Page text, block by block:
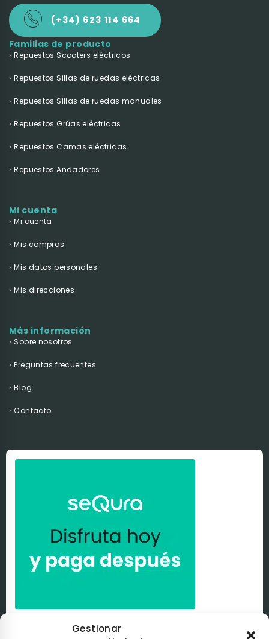
Gestionar
(+34) 623 114 664
Familias de producto
Repuestos Scooters eléctricos
Repuestos Sillas de ruedas eléctricas
Repuestos Sillas de ruedas manuales
Repuestos Grúas eléctricas
Repuestos Camas eléctricas
Repuestos Andadores
Mi cuenta
Mi cuenta
Mis compras
Mis datos personales
Mis direcciones
Más información
Sobre nosotros
Preguntas frecuentes
Blog
Contacto
Paga a tu ritmo con
puedes pagar de la manera que tú elijas con
Tú